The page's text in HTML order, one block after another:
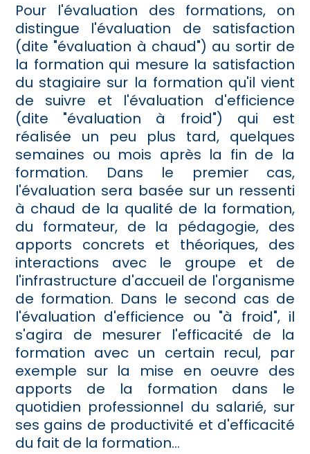
Pour l'évaluation des formations, on
distingue l'évaluation de satisfaction
(dite "évaluation à chaud") au sortir de
la formation qui mesure la satisfaction
du stagiaire sur la formation qu'il vient
de suivre et l'évaluation d'efficience
(dite "évaluation à froid") qui est
réalisée un peu plus tard, quelques
semaines ou mois après la fin de la
formation. Dans le premier cas,
l'évaluation sera basée sur un ressenti
à chaud de la qualité de la formation,
du formateur, de la pédagogie, des
apports concrets et théoriques, des
interactions avec le groupe et de
l'infrastructure d'accueil de l'organisme
de formation. Dans le second cas de
l'évaluation d'efficience ou "à froid", il
s'agira de mesurer l'efficacité de la
formation avec un certain recul, par
exemple sur la mise en oeuvre des
apports de la formation dans le
quotidien professionnel du salarié, sur
ses gains de productivité et d'efficacité
du fait de la formation...